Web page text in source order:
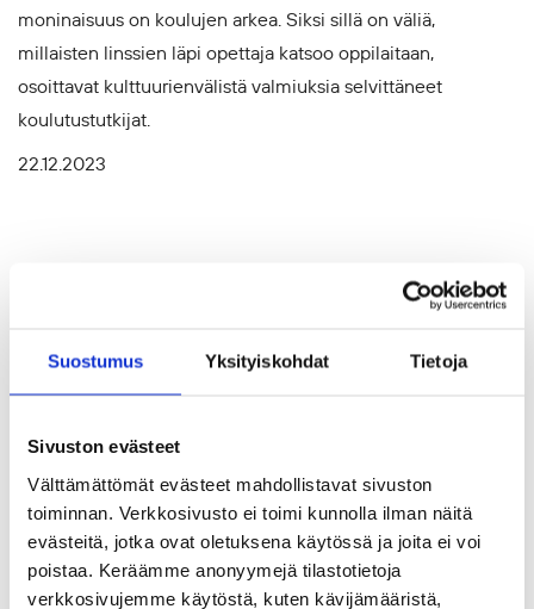
Suostumus Yksityiskohdat Tietoja
Sivuston evästeet
Välttämättömät evästeet mahdollistavat sivuston
toiminnan. Verkkosivusto ei toimi kunnolla ilman näitä
evästeitä, jotka ovat oletuksena käytössä ja joita ei voi
poistaa. Keräämme anonyymejä tilastotietoja
verkkosivujemme käytöstä, kuten kävijämääristä,
moninaisuus on koulujen arkea. Siksi sillä on väliä,
millaisten linssien läpi opettaja katsoo oppilaitaan,
osoittavat kulttuurienvälistä valmiuksia selvittäneet
koulutustutkijat.
22.12.2023
Ajankohtaista, Hankkeet